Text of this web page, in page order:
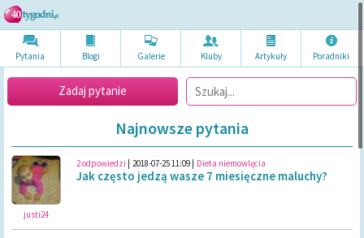
Pytania Blogi Galerie Kluby Artykuły Poradniki
Zadaj pytanie
Najnowsze pytania
justi24
2 odpowiedzi 2018-07-25 11:09 Dieta niemowlęcia
Jak często jedzą wasze 7 miesięczne maluchy?